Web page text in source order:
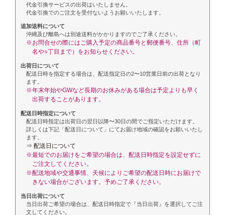
代金引換サービスの出荷はいたしません。
代金引換でのご注文を受付ないようお願いいたします。
追加送料について
沖縄及び離島へは別途送料がかかりますのでご了承ください。
※お問合せの際にはご購入予定の商品番号と郵便番号、住所（町
名や○丁目まで）をお知らせください。
出荷日について
配送日時を指定する場合は、配送指定日の2〜10営業日前の出荷となり
ます。
※年末年始やGWなど長期のお休みがある場合は予定よりも早く
出荷することがあります。
配送日時指定について
配送日時指定は出荷日の翌日以降〜30日の間でご指定いただけます。
詳しくは下記「配送日について」にてお届け地域の確認をお願いいたし
ます。
⇒ 配送日について
※最短でのお届けをご希望の場合は、配送日時指定を設定せずに
ご注文してください。
※配送地域や交通事情、天候によりご希望の配送日時にお届けで
きない場合がございます。予めご了承ください。
当日出荷について
当日出荷ご希望の場合は、配送日時指定で『当日出荷』を選択してご注
文してください。